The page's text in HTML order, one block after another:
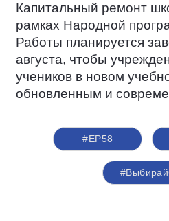
Капитальный ремонт
рамках Народной
Работы планируется
августа, чтобы
учеников в новом
обновленным и
#ЕР58